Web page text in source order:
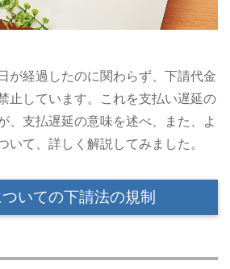
が経過したのに関わらず、下請代金
止しています。これを支払い遅延の
、支払遅延の意味を述べ、また、よ
いて、詳しく解説してみました。
いての下請法の規制